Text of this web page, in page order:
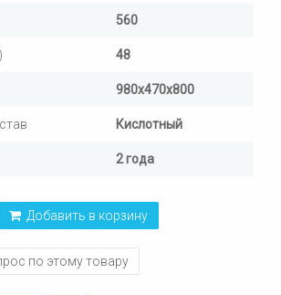
560
48
980х470х800
Кислотный
2 года
Добавить в корзину
по этому товару